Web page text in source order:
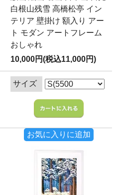
白根山残雪 高橋松亭 イン
テリア 壁掛け 額入り アー
ト モダン アートフレーム
おしゃれ
10,000円(税込11,000円)
サイズ
お気に入りに追加